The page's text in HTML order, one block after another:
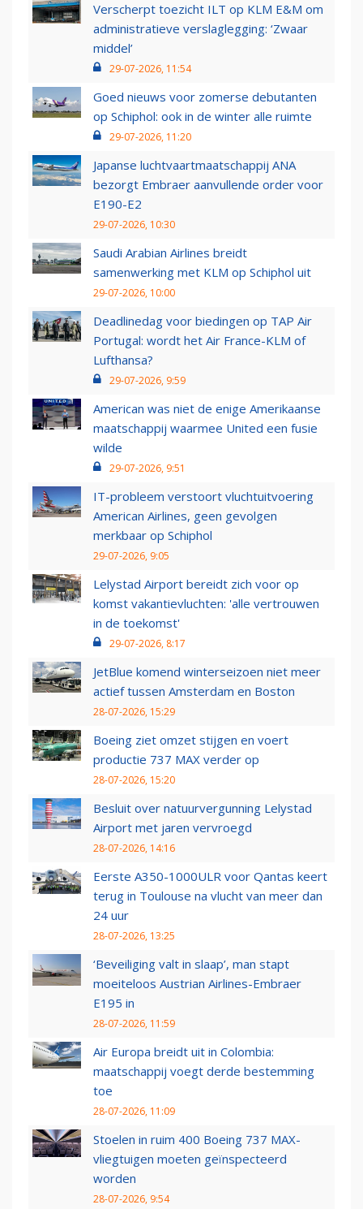
Verscherpt toezicht ILT op KLM E&M om
administratieve verslaglegging: ‘Zwaar
middel’
29-07-2026, 11:54
Goed nieuws voor zomerse debutanten
op Schiphol: ook in de winter alle ruimte
29-07-2026, 11:20
Japanse luchtvaartmaatschappij ANA
bezorgt Embraer aanvullende order voor
E190-E2
29-07-2026, 10:30
Saudi Arabian Airlines breidt
samenwerking met KLM op Schiphol uit
29-07-2026, 10:00
Deadlinedag voor biedingen op TAP Air
Portugal: wordt het Air France-KLM of
Lufthansa?
29-07-2026, 9:59
American was niet de enige Amerikaanse
maatschappij waarmee United een fusie
wilde
29-07-2026, 9:51
IT-probleem verstoort vluchtuitvoering
American Airlines, geen gevolgen
merkbaar op Schiphol
29-07-2026, 9:05
Lelystad Airport bereidt zich voor op
komst vakantievluchten: 'alle vertrouwen
in de toekomst'
29-07-2026, 8:17
JetBlue komend winterseizoen niet meer
actief tussen Amsterdam en Boston
28-07-2026, 15:29
Boeing ziet omzet stijgen en voert
productie 737 MAX verder op
28-07-2026, 15:20
Besluit over natuurvergunning Lelystad
Airport met jaren vervroegd
28-07-2026, 14:16
Eerste A350-1000ULR voor Qantas keert
terug in Toulouse na vlucht van meer dan
24 uur
28-07-2026, 13:25
‘Beveiliging valt in slaap’, man stapt
moeiteloos Austrian Airlines-Embraer
E195 in
28-07-2026, 11:59
Air Europa breidt uit in Colombia:
maatschappij voegt derde bestemming
toe
28-07-2026, 11:09
Stoelen in ruim 400 Boeing 737 MAX-
vliegtuigen moeten geïnspecteerd
worden
28-07-2026, 9:54